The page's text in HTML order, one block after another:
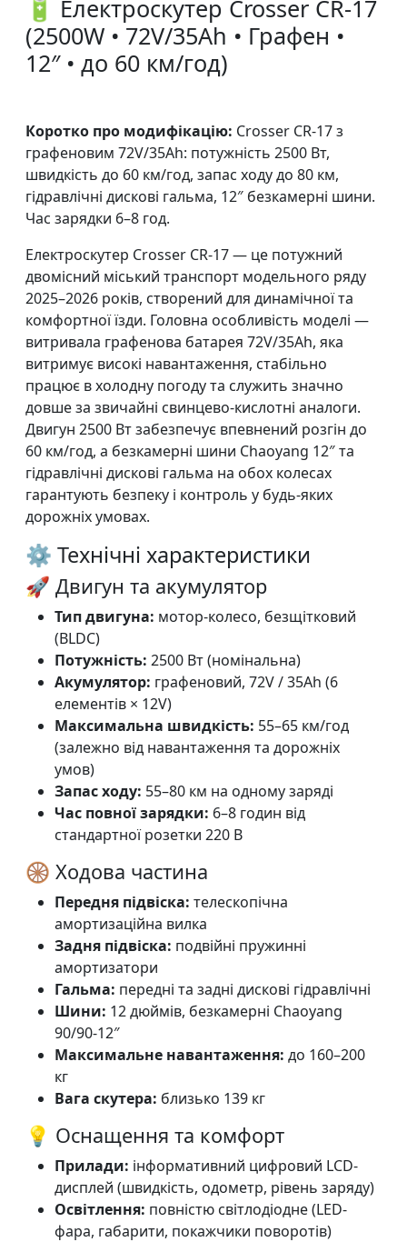
🔋 Електроскутер Crosser CR-17
(2500W • 72V/35Ah • Графен •
12″ • до 60 км/год)
Коротко про модифікацію: Crosser CR-17 з
графеновим 72V/35Ah: потужність 2500 Вт,
швидкість до 60 км/год, запас ходу до 80 км,
гідравлічні дискові гальма, 12″ безкамерні шини.
Час зарядки 6–8 год.
Електроскутер Crosser CR-17 — це потужний
двомісний міський транспорт модельного ряду
2025–2026 років, створений для динамічної та
комфортної їзди. Головна особливість моделі —
витривала графенова батарея 72V/35Ah, яка
витримує високі навантаження, стабільно
працює в холодну погоду та служить значно
довше за звичайні свинцево-кислотні аналоги.
Двигун 2500 Вт забезпечує впевнений розгін до
60 км/год, а безкамерні шини Chaoyang 12″ та
гідравлічні дискові гальма на обох колесах
гарантують безпеку і контроль у будь-яких
дорожніх умовах.
⚙️ Технічні характеристики
🚀 Двигун та акумулятор
Тип двигуна: мотор-колесо, безщітковий
(BLDC)
Потужність: 2500 Вт (номінальна)
Акумулятор: графеновий, 72V / 35Ah (6
елементів × 12V)
Максимальна швидкість: 55–65 км/год
(залежно від навантаження та дорожніх
умов)
Запас ходу: 55–80 км на одному заряді
Час повної зарядки: 6–8 годин від
стандартної розетки 220 В
🛞 Ходова частина
Передня підвіска: телескопічна
амортизаційна вилка
Задня підвіска: подвійні пружинні
амортизатори
Гальма: передні та задні дискові гідравлічні
Шини: 12 дюймів, безкамерні Chaoyang
90/90-12″
Максимальне навантаження: до 160–200
кг
Вага скутера: близько 139 кг
💡 Оснащення та комфорт
Прилади: інформативний цифровий LCD-
дисплей (швидкість, одометр, рівень заряду)
Освітлення: повністю світлодіодне (LED-
фара, габарити, покажчики поворотів)